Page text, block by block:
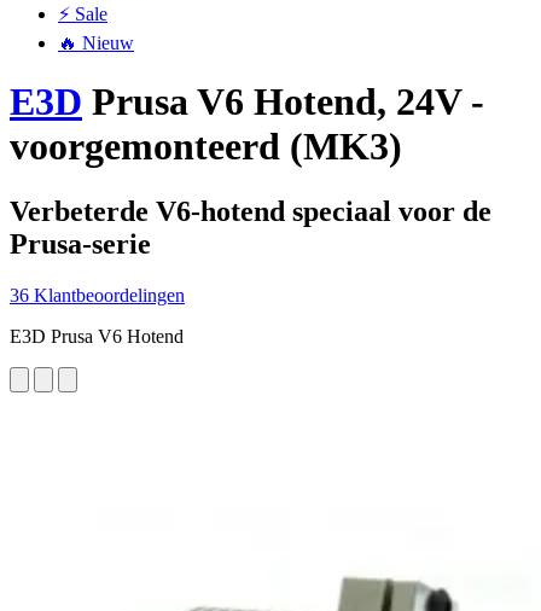
⚡ Sale
🔥 Nieuw
E3D Prusa V6 Hotend, 24V -
voorgemonteerd (MK3)
Verbeterde V6-hotend speciaal voor de
Prusa-serie
36 Klantbeoordelingen
E3D Prusa V6 Hotend